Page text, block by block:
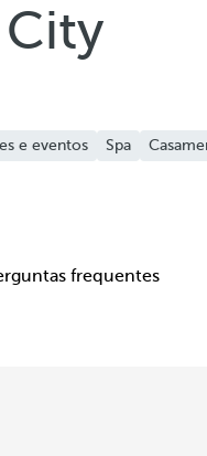
e eventos Spa
frequentes